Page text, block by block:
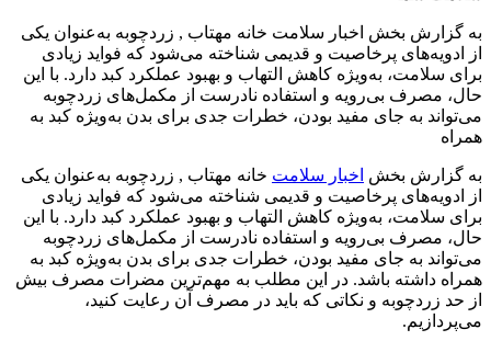
به گزارش بخش اخبار سلامت خانه مهتاب , زردچوبه به‌عنوان یکی
از ادویه‌های پرخاصیت و قدیمی شناخته می‌شود که فواید زیادی
برای سلامت، به‌ویژه کاهش التهاب و بهبود عملکرد کبد دارد. با این
حال، مصرف بی‌رویه و استفاده نادرست از مکمل‌های زردچوبه
می‌تواند به جای مفید بودن، خطرات جدی برای بدن به‌ویژه کبد به
همراه
به گزارش بخش اخبار سلامت خانه مهتاب , زردچوبه به‌عنوان یکی
از ادویه‌های پرخاصیت و قدیمی شناخته می‌شود که فواید زیادی
برای سلامت، به‌ویژه کاهش التهاب و بهبود عملکرد کبد دارد. با این
حال، مصرف بی‌رویه و استفاده نادرست از مکمل‌های زردچوبه
می‌تواند به جای مفید بودن، خطرات جدی برای بدن به‌ویژه کبد به
همراه داشته باشد. در این مطلب به مهم‌ترین مضرات مصرف بیش
از حد زردچوبه و نکاتی که باید در مصرف آن رعایت کنید،
می‌پردازیم.